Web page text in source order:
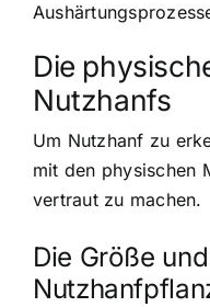
Die
Nutzhanfs
Um Nutzhanf zu
mit den physischen
vertraut zu machen.
Die Größe